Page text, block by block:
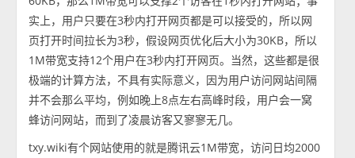
实上，用户只要在3秒内打开网页都是可以接受的，所以网
页打开时间拉长为3秒，假设网页优化后大小为30KB，所以
1M带宽支持12个用户在3秒内打开网页。当然，这些都是很
极端的计算方法，不具有实际意义，因为用户访问网站间隔
并不会那么平均，例如晚上8点左右高峰时段，用户会一窝
蜂访问网站，而到了凌晨访客又寥寥无几。
txy.wiki有个网站使用的就是腾讯云1M带宽，访问日均2000